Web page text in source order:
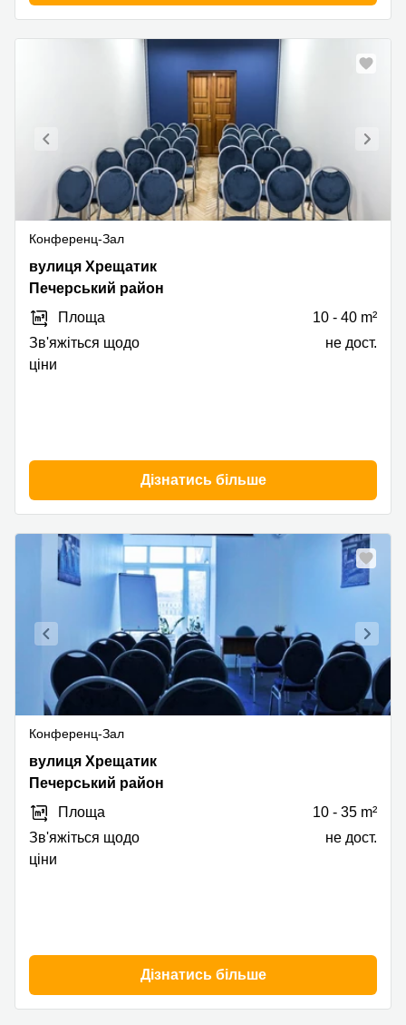
Конференц-Зал
Khreschatyk
Street
Печерський
район
вулиця Хрещатик
Печерський район
Площа
10 - 40 m²
Зв'яжіться щодо
ціни
не дост.
Дізнатись більше
Конференц-Зал
Khreschatyk
Street
Печерський
район
вулиця Хрещатик
Печерський район
Площа
10 - 35 m²
Зв'яжіться щодо
ціни
не дост.
Дізнатись більше